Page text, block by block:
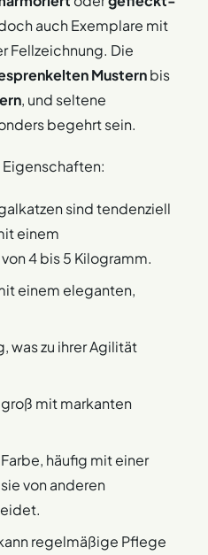
auch Exemplare mit
Fellzeichnung. Die
Musternbis
, und seltene
begehrt sein.
sind tendenziell
einem
4 bis 5 Kilogramm.
einem eleganten,
was zu ihrer Agilität
mit markanten
häufig mit einer
von anderen
regelmäßige Pflege